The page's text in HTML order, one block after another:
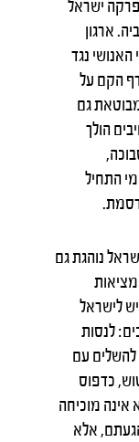
ישראל
ארגון
נגד
הקם על
גם
הולך
התחיל
נוהגת גם
לישראל
לנסות
להשלים עם
כדפוס
אינה מוכיחה
אלא